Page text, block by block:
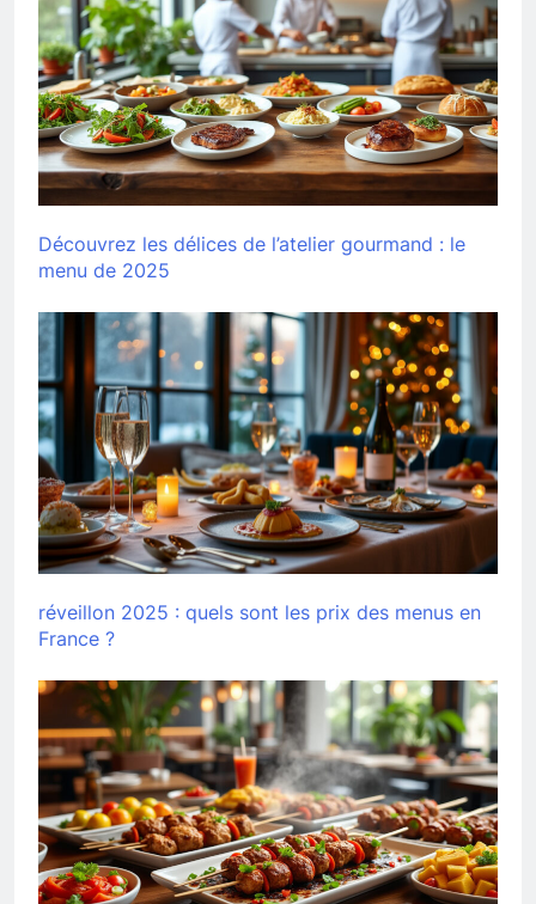
Découvrez les délices de l’atelier gourmand : le
menu de 2025
réveillon 2025 : quels sont les prix des menus en
France ?